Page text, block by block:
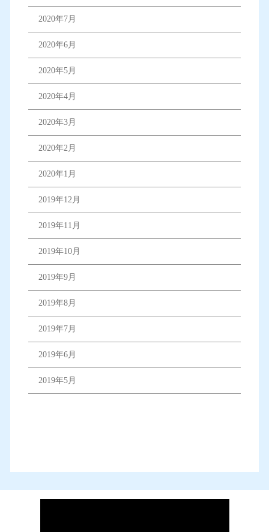
2020年7月
2020年6月
2020年5月
2020年4月
2020年3月
2020年2月
2020年1月
2019年12月
2019年11月
2019年10月
2019年9月
2019年8月
2019年7月
2019年6月
2019年5月